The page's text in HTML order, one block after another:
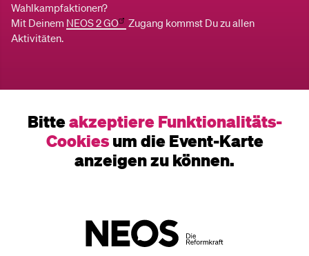
Wahlkampfaktionen?
Mit Deinem NEOS 2 GO
Zugang kommst Du zu allen
Aktivitäten.
Bitteakzeptiere Funktionalitäts-
Cookiesum die Event-Karte
anzeigen zu können.